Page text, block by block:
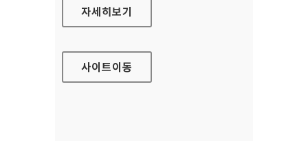
국민건강보험공단 인재개발원 대표
자세히보기
사이트이동